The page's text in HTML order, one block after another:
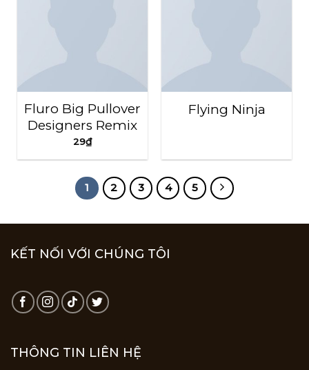
Fluro Big Pullover
Designers Remix
29₫
Flying Ninja
1 2 3 4 5
KẾT NỐI VỚI CHÚNG TÔI
THÔNG TIN LIÊN HỆ